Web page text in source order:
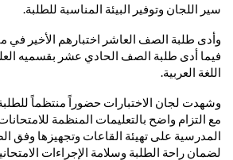
سير اللجان وتوفير البيئة المناسبة للطلبة.
وأدى طلبة الصف العاشر اختبارهم الأخير في
فيما أدى طلبة الصف الحادي عشر بقسميه
اللغة العربية.
وشهدت لجان الاختبارات حضوراً منتظماً
مع التزام واضح بالتعليمات المنظمة
المدرسية على تهيئة القاعات وتجهيزها وفق
لضمان راحة الطلبة وسلامة الإجراءات